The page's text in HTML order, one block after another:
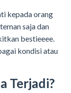
kepada orang
saja dan
bestieeee.
kondisi atau
Terjadi?